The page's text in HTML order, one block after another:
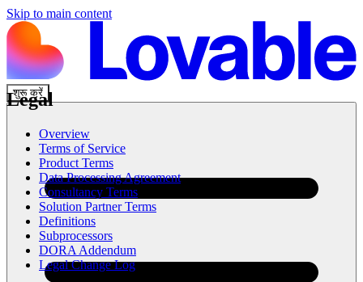
Skip to main content
शुरू करें
Legal
Overview
Terms of Service
Product Terms
Data Processing Agreement
Consultancy Terms
Solution Partner Terms
Definitions
Subprocessors
DORA Addendum
Legal Change Log